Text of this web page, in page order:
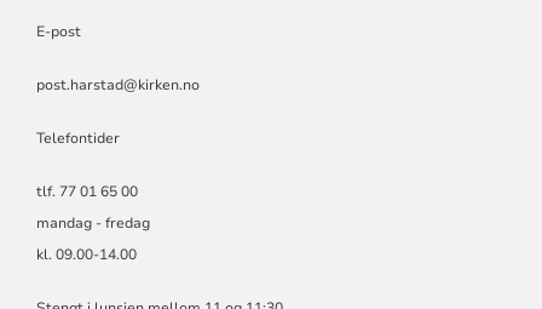
E-post
post.harstad@kirken.no
Telefontider
tlf. 77 01 65 00
mandag - fredag
kl. 09.00-14.00